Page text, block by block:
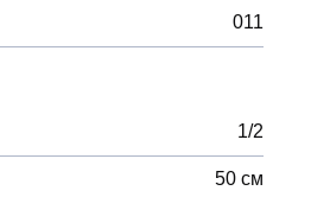
011
1/2
50 см